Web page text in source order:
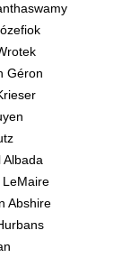
Géron
Albada
LeMaire
Abshire